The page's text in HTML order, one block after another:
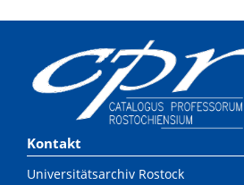
Kontakt
Universitätsarchiv Rostock